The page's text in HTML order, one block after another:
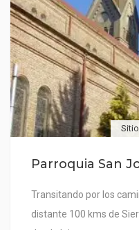
Parroquia San
Transitando por los
distante 100 kms de